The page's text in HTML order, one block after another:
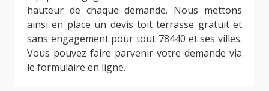
hauteur de chaque demande. Nous mettons
ainsi en place un devis toit terrasse gratuit et
sans engagement pour tout 78440 et ses villes.
Vous pouvez faire parvenir votre demande via
le formulaire en ligne.